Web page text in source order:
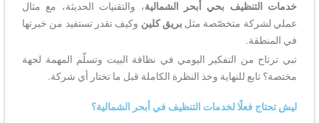
خدمات التنظيف بحي أبحر الشمالية، والتقنيات الحديثة، مع مثال
عملي لشركة متخصّصة مثلبريق كلين وكيف تقدر تستفيد من خبرتها
في المنطقة.
تبي ترتاح من التفكير اليومي في نظافة البيت وتسلّم المهمة لجهة
مختصة؟ تابع للنهاية وخذ النظرة الكاملة قبل ما تختار أي شركة.
ليش تحتاج فعلًا لخدمات التنظيف في أبحر الشمالية؟